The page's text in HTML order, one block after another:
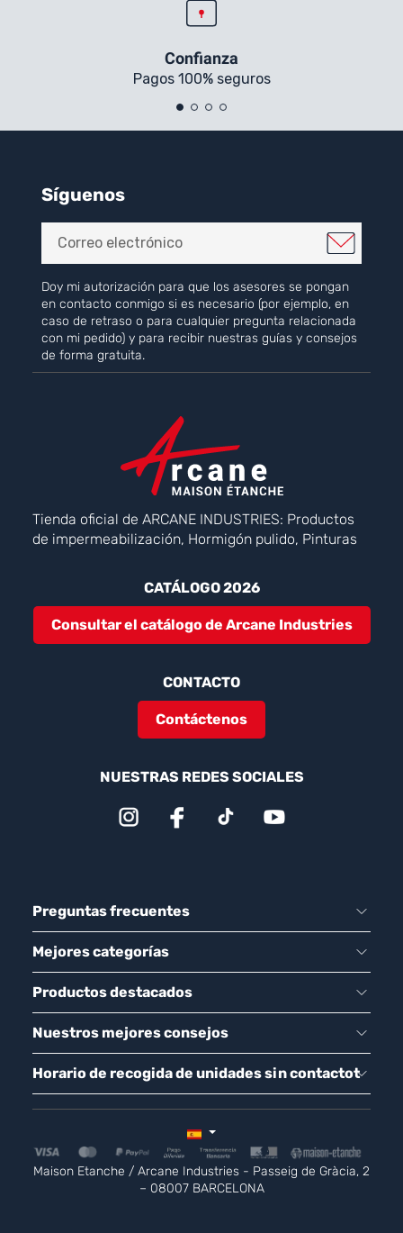
Confianza
Pagos 100% seguros
Síguenos
Doy mi autorización para que los asesores se pongan
en contacto conmigo si es necesario (por ejemplo, en
caso de retraso o para cualquier pregunta relacionada
con mi pedido) y para recibir nuestras guías y consejos
de forma gratuita.
Tienda oficial de ARCANE INDUSTRIES: Productos
de impermeabilización, Hormigón pulido, Pinturas
CATÁLOGO 2026
Consultar el catálogo de Arcane Industries
CONTACTO
Contáctenos
NUESTRAS REDES SOCIALES
Preguntas frecuentes
Mejores categorías
Productos destacados
Nuestros mejores consejos
Horario de recogida de unidades sin contactot
Maison Etanche / Arcane Industries - Passeig de Gràcia, 2
– 08007 BARCELONA